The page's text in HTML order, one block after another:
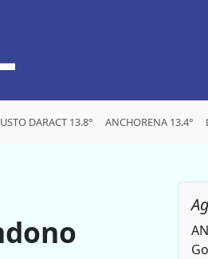
DARACT 13.8° ANCHORENA 13.4°